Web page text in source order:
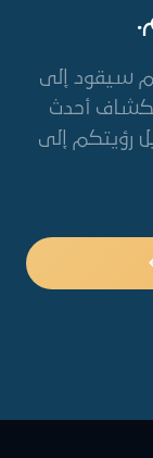
سيقود إلى
أحدث
رؤيتكم إلى